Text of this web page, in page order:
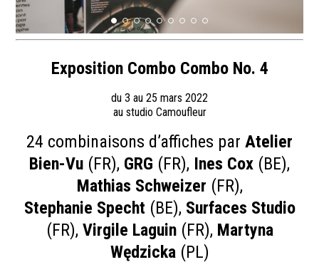
Exposition Combo Combo No. 4
du 3 au 25 mars 2022
au studio Camoufleur
24 combinaisons d’affiches par Atelier
Bien-Vu (FR), GRG (FR), Ines Cox (BE),
Mathias Schweizer (FR),
Stephanie Specht (BE), Surfaces Studio
(FR), Virgile Laguin(FR), Martyna
Wędzicka(PL)